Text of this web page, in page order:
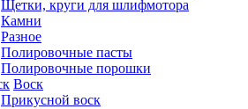
Щетки, круги для шлифмотора
Камни
Разное
Полировочные пасты
Полировочные порошки
Воск
Прикусной воск